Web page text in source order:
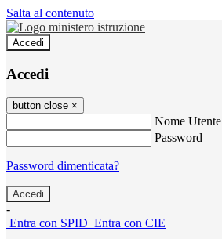
Salta al contenuto
Accedi
Accedi
button close ×
Nome Utente
Password
Password dimenticata?
-
Entra con SPID Entra con CIE